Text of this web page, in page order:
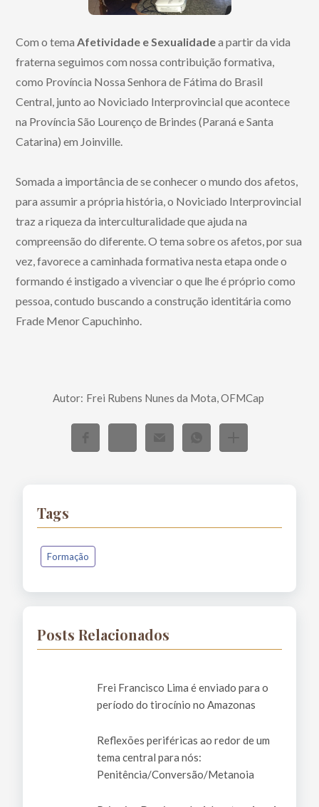
Com o temaAfetividade e Sexualidadea partir da vida
fraterna seguimos com nossa contribuição formativa,
como Província Nossa Senhora de Fátima do Brasil
Central, junto ao Noviciado Interprovincial que acontece
na Província São Lourenço de Brindes (Paraná e Santa
Catarina) em Joinville.
Somada a importância de se conhecer o mundo dos afetos,
para assumir a própria história, o Noviciado Interprovincial
traz a riqueza da interculturalidade que ajuda na
compreensão do diferente. O tema sobre os afetos, por sua
vez, favorece a caminhada formativa nesta etapa onde o
formando é instigado a vivenciar o que lhe é próprio como
pessoa, contudo buscando a construção identitária como
Frade Menor Capuchinho.
Autor: Frei Rubens Nunes da Mota, OFMCap
Tags
Formação
Posts Relacionados
Frei Francisco Lima é enviado para o
período do tirocínio no Amazonas
Reflexões periféricas ao redor de um
tema central para nós:
Penitência/Conversão/Metanoia